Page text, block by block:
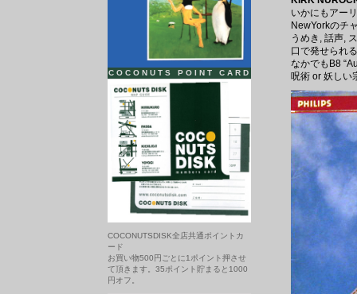
いかにもアー
NewYorkのチ
うめき, 話声,
口で発せられ
なかでもB8
呪術 or 妖しい
COCONUTS POINT CARD
COCONUTSDISK全店共通ポイントカ
ード
お買い物500円ごとに1ポイント押させ
て頂きます。35ポイント貯まると1000
円オフ。